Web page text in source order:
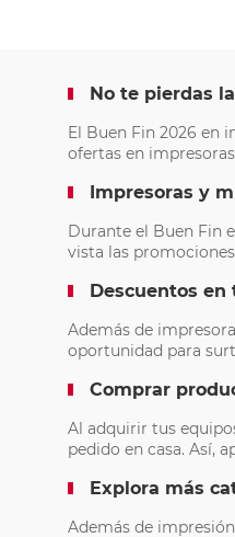
No te pierdas
El Buen Fin 2026 en
ofertas en
Impresoras y
Durante el Buen Fin
vista las
Descuentos
Además de
oportunidad para
Comprar
Al adquirir tus
pedido en casa. Así,
Explora más
Además de